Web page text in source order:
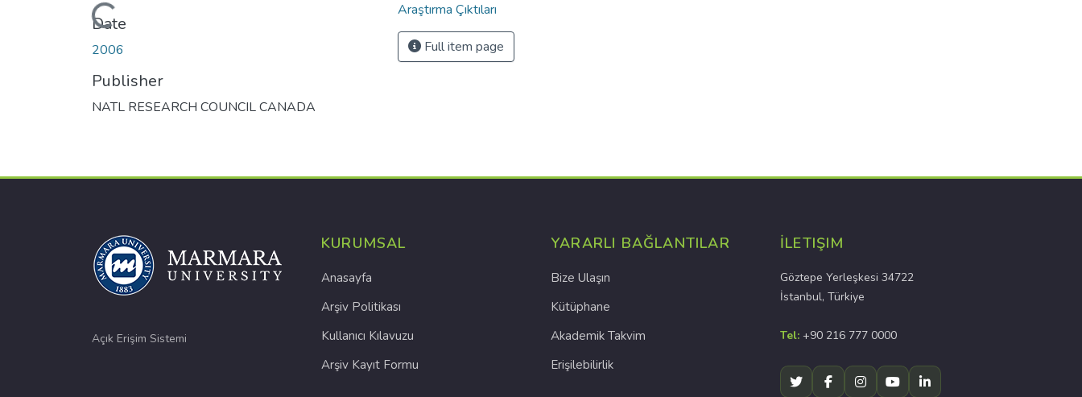
Loading...
Date
2006
Publisher
NATL RESEARCH COUNCIL CANADA
Araştırma Çıktıları
Full item page
Açık Erişim Sistemi
KURUMSAL
Anasayfa
Arşiv Politikası
Kullanıcı Kılavuzu
Arşiv Kayıt Formu
YARARLI BAĞLANTILAR
Bize Ulaşın
Kütüphane
Akademik Takvim
Erişilebilirlik
İLETIŞIM
Göztepe Yerleşkesi 34722
İstanbul, Türkiye
Tel: +90 216 777 0000